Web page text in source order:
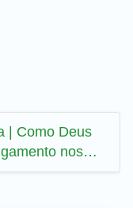
| Como Deus
nos
de